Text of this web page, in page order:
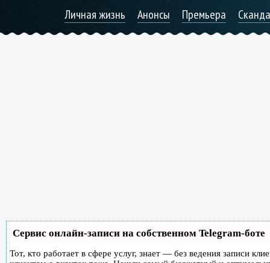
Личная жизнь Анонсы Премьера
Сервис онлайн-записи на собственном Telegram-боте
Тот, кто работает в сфере услуг, знает — без ведения записи